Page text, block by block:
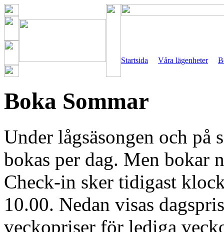
Startsida Våra lägenheter
Boka Sommar
Under lågsäsongen och på
bokas per dag. Men bokar
Check-in sker tidigast
10.00. Nedan visas
veckopriser för lediga